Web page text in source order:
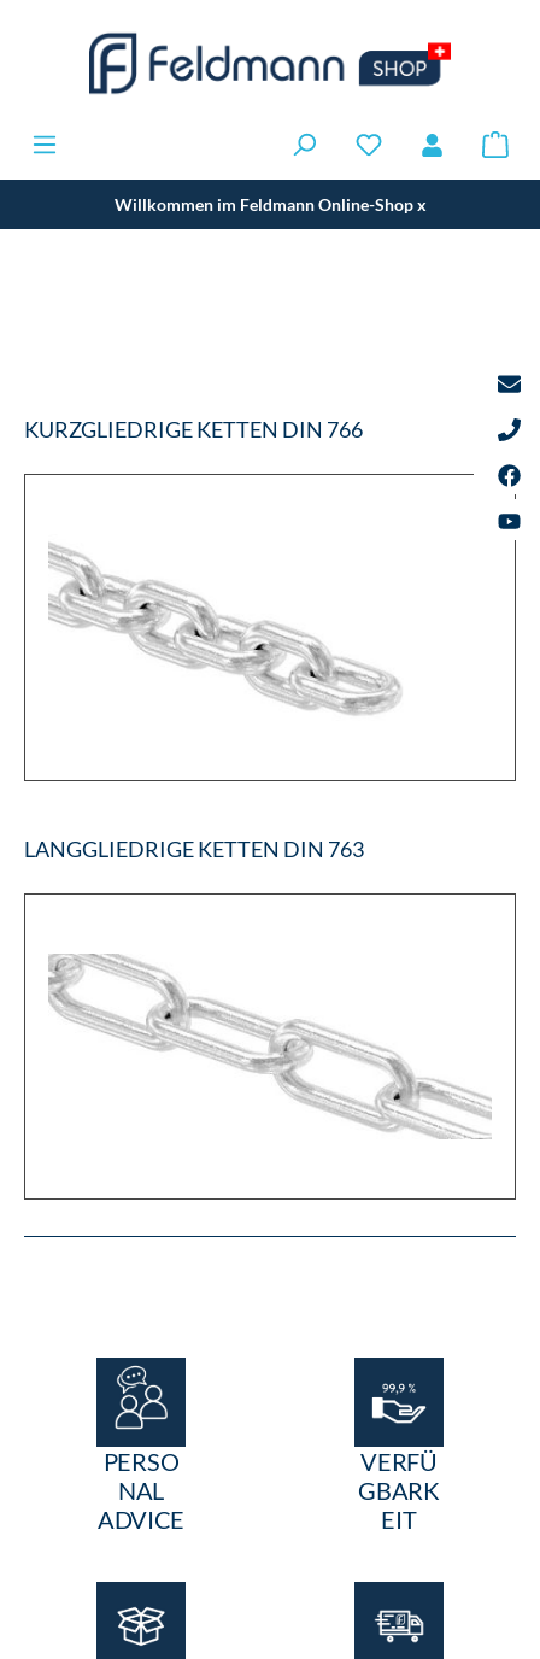
Willkommen im Feldmann Online-Shopx
KURZGLIEDRIGE KETTEN DIN 766
LANGGLIEDRIGE KETTEN DIN 763
PERSO
NAL
ADVICE
VERFÜ
GBARK
EIT